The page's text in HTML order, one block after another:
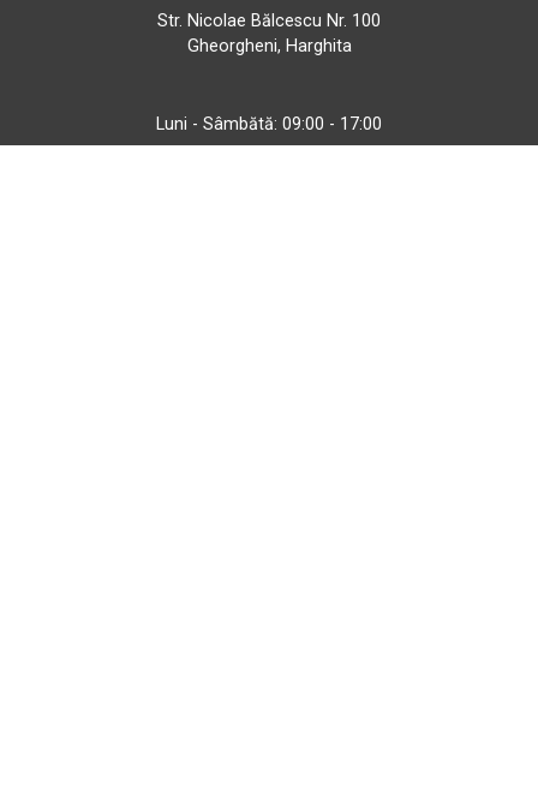
Str. Nicolae Bălcescu Nr. 100
Gheorgheni, Harghita
Luni - Sâmbătă: 09:00 - 17:00